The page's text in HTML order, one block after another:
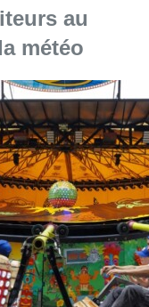
au
météo